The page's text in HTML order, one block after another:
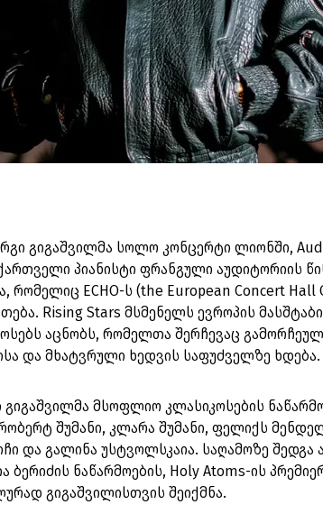
გიგაშვილმა სოლო კონცერტი ლიონში,
პიანისტი ფრანგული აუდიტორიის
რომელიც ECHO-ს (the European Concert Hall
Rising Stars მსმენელს ევროპის
აცნობს, რომელთა შერჩევაც
და მხატვრული ხედვის საფუძველზე ხდება.
გიგაშვილმა მსოფლიო კლასიკოსების
შუმანი, კლარა შუმანი, ფელიქს
და გალინა უსტვოლსკაია. საღამოზე შედგა
ბერიძის ნაწარმოების, Holy Atoms-ის
გიგაშვილისთვის შეიქმნა.